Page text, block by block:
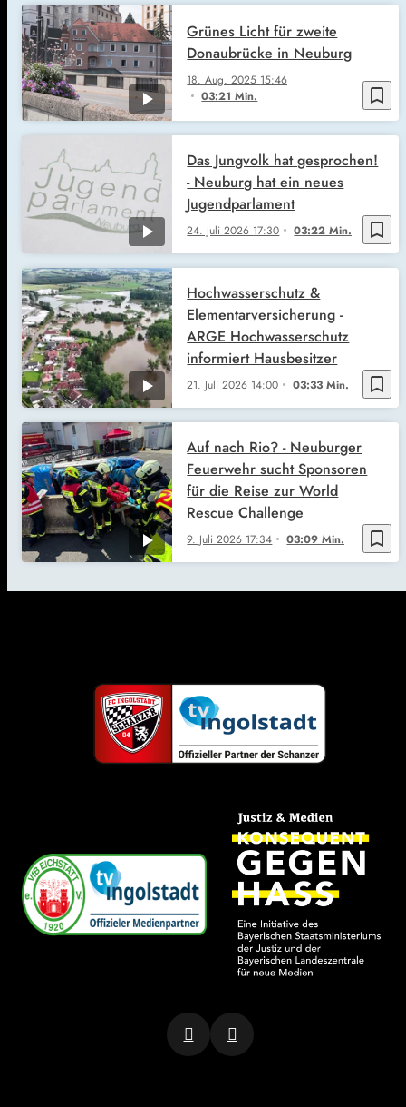
bookmark_border
18. Aug. 2025 15:46
03:21 Min.
Grünes Licht für zweite
Donaubrücke in Neuburg
bookmark_border
24. Juli 2026 17:30 03:22 Min.
Das Jungvolk hat gesprochen!
- Neuburg hat ein neues
Jugendparlament
bookmark_border
21. Juli 2026 14:00 03:33 Min.
Hochwasserschutz &
Elementarversicherung -
ARGE Hochwasserschutz
informiert Hausbesitzer
bookmark_border
9. Juli 2026 17:34 03:09 Min.
Auf nach Rio? - Neuburger
Feuerwehr sucht Sponsoren
für die Reise zur World
Rescue Challenge